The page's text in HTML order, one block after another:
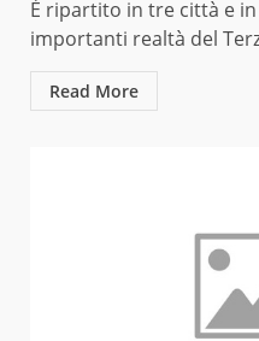
È ripartito in tre città e
importanti realtà del
Read More